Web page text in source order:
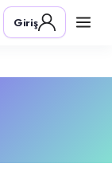
Profili
hizmeti sunan
Giriş